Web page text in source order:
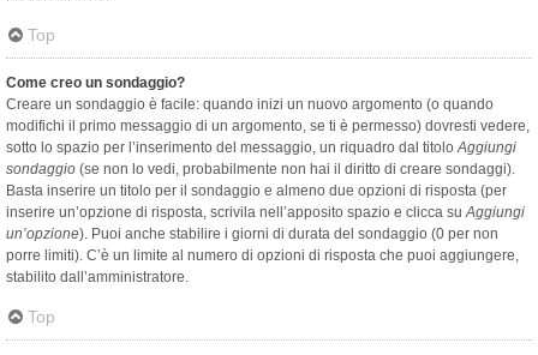
Top
Come creo un sondaggio?
Creare un sondaggio è facile: quando inizi un nuovo argomento (o quando
modifichi il primo messaggio di un argomento, se ti è permesso) dovresti vedere,
sotto lo spazio per l’inserimento del messaggio, un riquadro dal titoloAggiungi
sondaggio (se non lo vedi, probabilmente non hai il diritto di creare sondaggi).
Basta inserire un titolo per il sondaggio e almeno due opzioni di risposta (per
inserire un’opzione di risposta, scrivila nell’apposito spazio e clicca suAggiungi
un’opzione). Puoi anche stabilire i giorni di durata del sondaggio (0 per non
porre limiti). C’è un limite al numero di opzioni di risposta che puoi aggiungere,
stabilito dall’amministratore.
Top